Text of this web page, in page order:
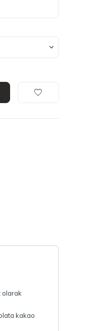
olarak
kakao